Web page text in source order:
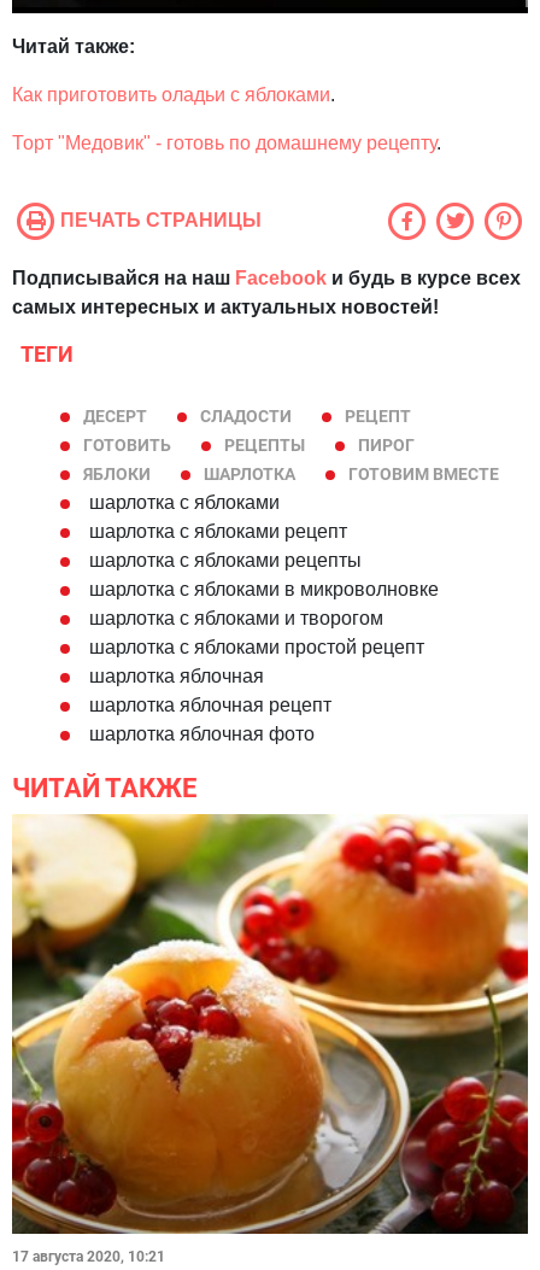
Читай также:
Как приготовить оладьи с яблоками.
Торт "Медовик" - готовь по домашнему рецепту.
ПЕЧАТЬ СТРАНИЦЫ
Подписывайся на наш Facebook и будь в курсе всех
самых интересных и актуальных новостей!
ТЕГИ
ДЕСЕРТ СЛАДОСТИ
РЕЦЕПТ
ГОТОВИТЬ
РЕЦЕПТЫ
ПИРОГ
ЯБЛОКИ
ШАРЛОТКА ГОТОВИМ ВМЕСТЕ
шарлотка с яблоками
шарлотка с яблоками рецепт
шарлотка с яблоками рецепты
шарлотка с яблоками в микроволновке
шарлотка с яблоками и творогом
шарлотка с яблоками простой рецепт
шарлотка яблочная
шарлотка яблочная рецепт
шарлотка яблочная фото
ЧИТАЙ ТАКЖЕ
17 августа 2020, 10:21